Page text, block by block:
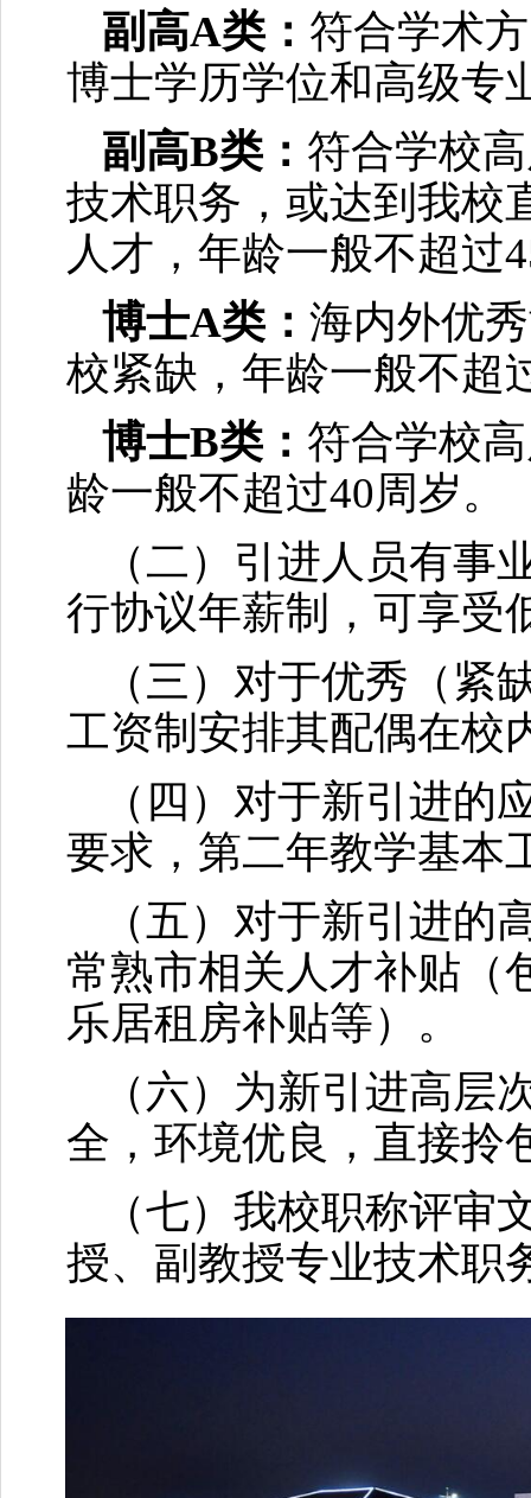
副高A类： 符合学术
博士学历学位和高级专
副高B类： 符合学校
技术职务，或达到我校
人才，年龄一般不超过
博士A类： 海内外优
校紧缺，年龄一般不超
博士B类： 符合学校
龄一般不超过40周岁。
（二）引进人员有
行协议年薪制，可享受
（三）对于优秀（
工资制安排其配偶在校
（四）对于新引进
要求，第二年教学基本
（五）对于新引进
常熟市相关人才补贴（
乐居租房补贴等）。
（六）为新引进高
全，环境优良，直接拎
（七）我校职称评
授、副教授专业技术职